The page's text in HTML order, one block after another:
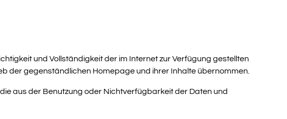
und Vollständigkeit der im Internet zur Verfügung gestellten
der gegenständlichen Homepage und ihrer Inhalte übernommen.
aus der Benutzung oder Nichtverfügbarkeit der Daten und